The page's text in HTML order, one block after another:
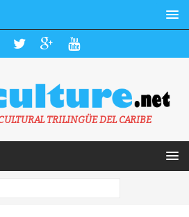
TRILINGÜE DEL CARIBE